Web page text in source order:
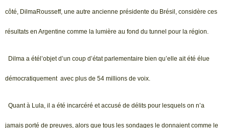
côté, DilmaRousseff, une autre ancienne présidente du Brésil, considère ces
résultats en Argentine comme la lumière au fond du tunnel pour la région.
Dilma a étél’objet d’un coup d’état parlementaire bien qu’elle ait été élue
démocratiquement avec plus de 54 millions de voix.
Quant à Lula, il a été incarcéré et accusé de délits pour lesquels on n’a
jamais porté de preuves, alors que tous les sondages le donnaient comme le